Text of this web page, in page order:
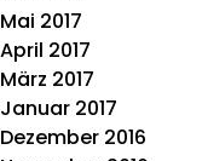
Mai 2017
April 2017
März 2017
Januar 2017
Dezember 2016